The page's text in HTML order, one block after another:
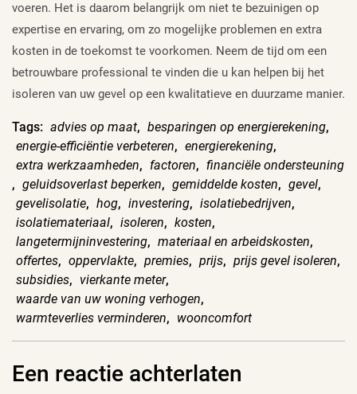
voeren. Het is daarom belangrijk om niet te bezuinigen op
expertise en ervaring, om zo mogelijke problemen en extra
kosten in de toekomst te voorkomen. Neem de tijd om een
betrouwbare professional te vinden die u kan helpen bij het
isoleren van uw gevel op een kwalitatieve en duurzame manier.
Tags: advies op maat, besparingen op energierekening,
energie-efficiëntie verbeteren, energierekening,
extra werkzaamheden, factoren, financiële ondersteuning
, geluidsoverlast beperken, gemiddelde kosten, gevel,
gevelisolatie, hog, investering, isolatiebedrijven,
isolatiemateriaal, isoleren, kosten,
langetermijninvestering, materiaal en arbeidskosten,
offertes, oppervlakte, premies, prijs, prijs gevel isoleren,
subsidies, vierkante meter,
waarde van uw woning verhogen,
warmteverlies verminderen, wooncomfort
Een reactie achterlaten